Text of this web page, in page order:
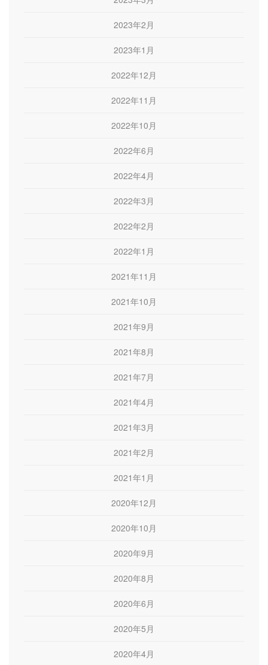
2023年2月
2023年1月
2022年12月
2022年11月
2022年10月
2022年6月
2022年4月
2022年3月
2022年2月
2022年1月
2021年11月
2021年10月
2021年9月
2021年8月
2021年7月
2021年4月
2021年3月
2021年2月
2021年1月
2020年12月
2020年10月
2020年9月
2020年8月
2020年6月
2020年5月
2020年4月